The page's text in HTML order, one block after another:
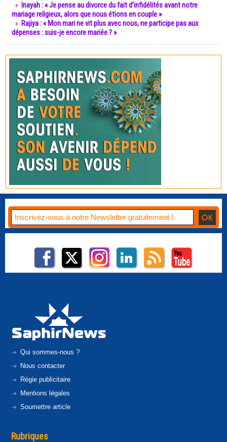
Inayah : « Je pense au divorce du fait d’infidélités avant notre
mariage religieux, alors que nous étions en couple »
Rajiya : « Mon mari ne vit plus avec nous, ne participe pas aux
dépenses : suis-je encore mariée ? »
Qui sommes-nous ?
Nous contacter
Régie publicitaire
Mentions légales
Soumettre article
Rubriques